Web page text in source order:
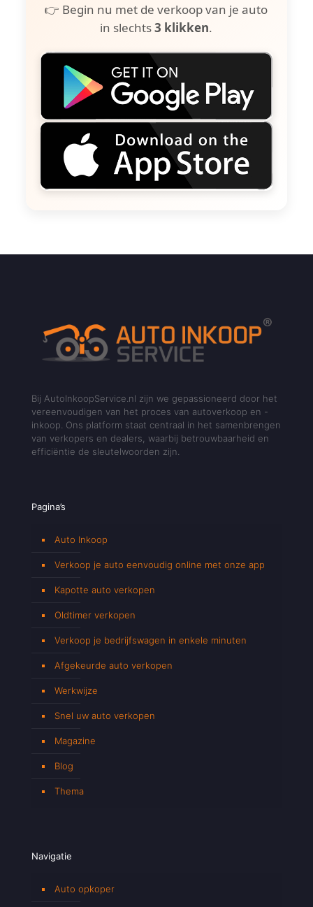
👉 Begin nu met de verkoop van je auto
in slechts3 klikken.
Bij AutoInkoopService.nl zijn we gepassioneerd door het
vereenvoudigen van het proces van autoverkoop en -
inkoop. Ons platform staat centraal in het samenbrengen
van verkopers en dealers, waarbij betrouwbaarheid en
efficiëntie de sleutelwoorden zijn.
Pagina’s
Auto Inkoop
Verkoop je auto eenvoudig online met onze app
Kapotte auto verkopen
Oldtimer verkopen
Verkoop je bedrijfswagen in enkele minuten
Afgekeurde auto verkopen
Werkwijze
Snel uw auto verkopen
Magazine
Blog
Thema
Navigatie
Auto opkoper